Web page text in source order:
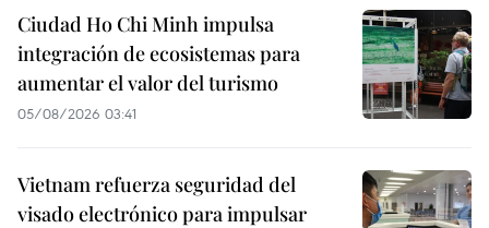
Ciudad Ho Chi Minh impulsa
integración de ecosistemas para
aumentar el valor del turismo
05/08/2026 03:41
Vietnam refuerza seguridad del
visado electrónico para impulsar